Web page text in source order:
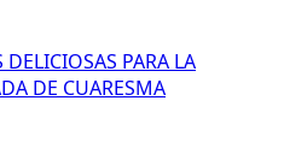
DELICIOSAS PARA LA
DE CUARESMA